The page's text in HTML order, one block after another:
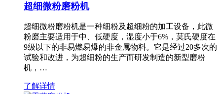
超细微粉磨粉机
超细微粉磨粉机是一种细粉及超细粉的加工设备，此微
粉磨主要适用于中、低硬度，湿度小于6%，莫氏硬度在
9级以下的非易燃易爆的非金属物料。它是经过20多次的
试验和改进，为超细粉的生产而研发制造的新型磨粉
机，…
了解详情